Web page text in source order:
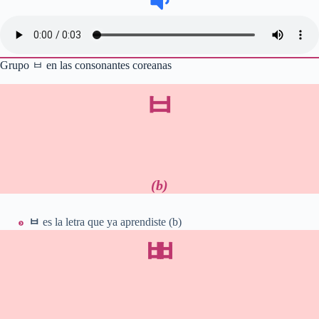
Grupo ㅂ en las consonantes coreanas
ㅂ
(b)
ㅂ es la letra que ya aprendiste (b)
ㅃ